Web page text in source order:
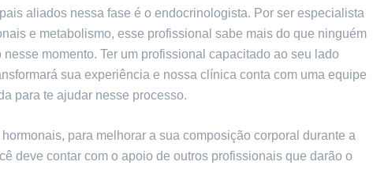
aliados nessa fase é o endocrinologista. Por ser especialista
e metabolismo, esse profissional sabe mais do que ninguém
nesse momento. Ter um profissional capacitado ao seu lado
sua experiência e nossa clínica conta com uma equipe
para te ajudar nesse processo.
para melhorar a sua composição corporal durante a
deve contar com o apoio de outros profissionais que darão o